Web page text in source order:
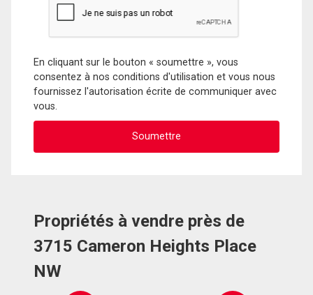
En cliquant sur le bouton « soumettre », vous
consentez à nos conditions d'utilisation et vous nous
fournissez l'autorisation écrite de communiquer avec
vous.
Propriétés à vendre près de
3715 Cameron Heights Place
NW